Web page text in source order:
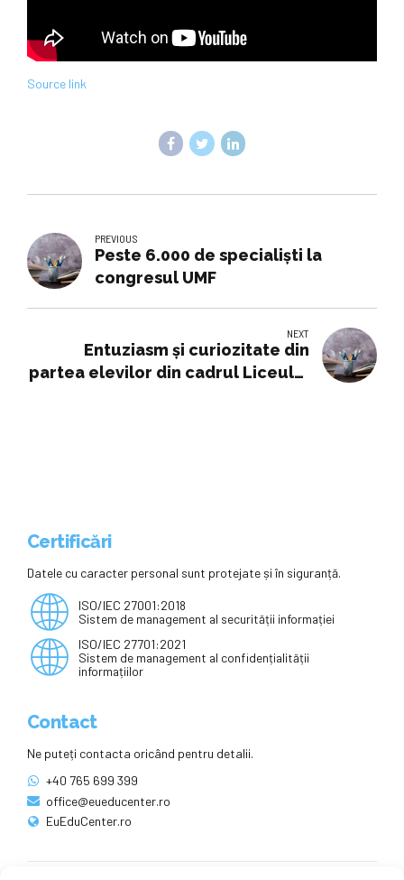
Source link
PREVIOUS
Peste 6.000 de specialişti la
congresul UMF
NEXT
Entuziasm și curiozitate din
partea elevilor din cadrul Liceului
Certificări
Datele cu caracter personal sunt protejate și în siguranță.
ISO/IEC 27001:2018
Sistem de management al securității informației
ISO/IEC 27701:2021
Sistem de management al confidențialității
informațiilor
Contact
Ne puteți contacta oricând pentru detalii.
+40 765 699 399
office@eueducenter.ro
EuEduCenter.ro